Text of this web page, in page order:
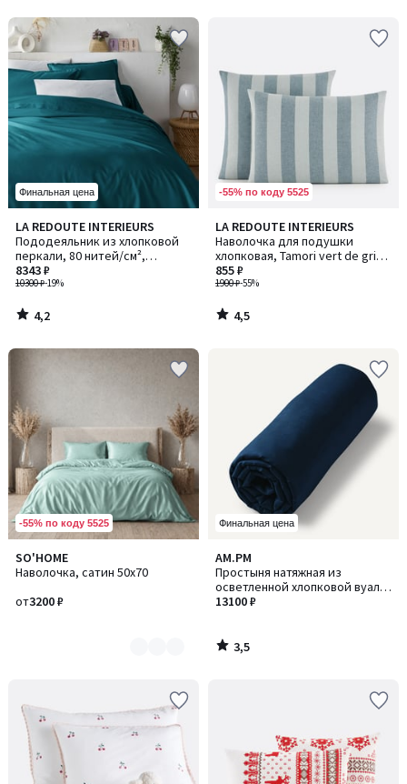
Финальная цена
LA REDOUTE INTERIEURS
Пододеяльник из хлопковой
перкали, 80 нитей/см²,
Scenario / Сценарио
10300 ₽-19%
8343 ₽
4,2
/ 5
4,2
/
-55% по коду 5525
LA REDOUTE INTERIEURS
Наволочка для подушки
хлопковая, Tamori vert de gris /
Тамори вер де гри
1900 ₽-55%
855 ₽
4,5
/ 5
4,5
/
-55% по коду 5525
SO'HOME
Наволочка, сатин 50x70
от3200 ₽
Количество
цветов:
Финальная цена
AM.PM
Простыня натяжная из
осветленной хлопковой вуали,
Gypse / Джипс
13100 ₽
3,5
/ 5
3,5
/